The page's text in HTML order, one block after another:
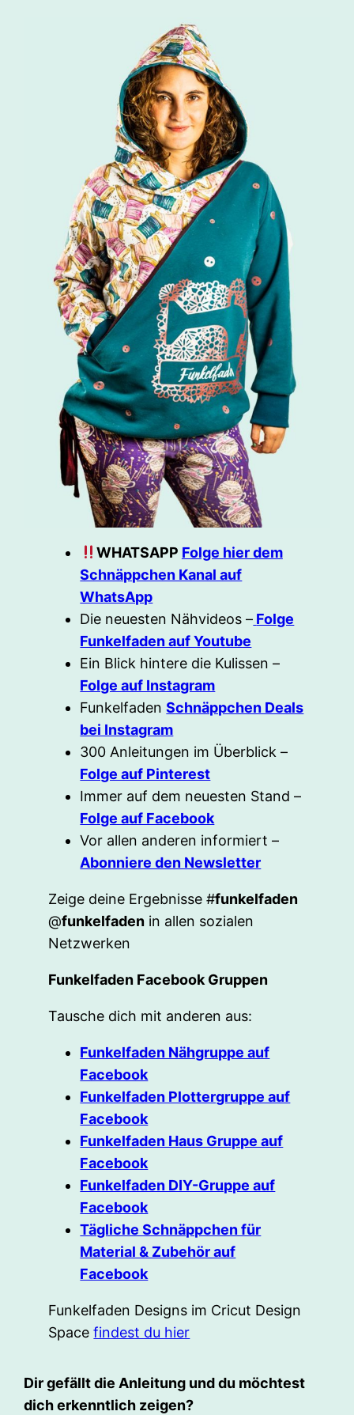
WHATSAPP Folge hier dem
Schnäppchen Kanal auf
WhatsApp
Die neuesten Nähvideos – Folge
Funkelfaden auf Youtube
Ein Blick hintere die Kulissen –
Folge auf Instagram
FunkelfadenSchnäppchen Deals
bei Instagram
300 Anleitungen im Überblick –
Folge auf Pinterest
Immer auf dem neuesten Stand –
Folge auf Facebook
Vor allen anderen informiert –
Abonniere den Newsletter
Zeige deine Ergebnisse #funkelfaden
@funkelfaden in allen sozialen
Netzwerken
Funkelfaden Facebook Gruppen
Tausche dich mit anderen aus:
Funkelfaden Nähgruppe auf
Facebook
Funkelfaden Plottergruppe auf
Facebook
Funkelfaden Haus Gruppe auf
Facebook
Funkelfaden DIY-Gruppe auf
Facebook
Tägliche Schnäppchen für
Material & Zubehör auf
Facebook
Funkelfaden Designs im Cricut Design
Spacefindest du hier
Dir gefällt die Anleitung und du möchtest
dich erkenntlich zeigen?